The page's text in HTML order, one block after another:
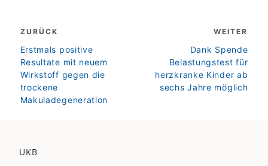
ZURÜCK
zurück
Erstmals positive
Resultate mit neuem
Wirkstoff gegen die
trockene
Makuladegeneration
WEITER
weiter
Dank Spende
Belastungstest für
herzkranke Kinder ab
sechs Jahre möglich
UKB